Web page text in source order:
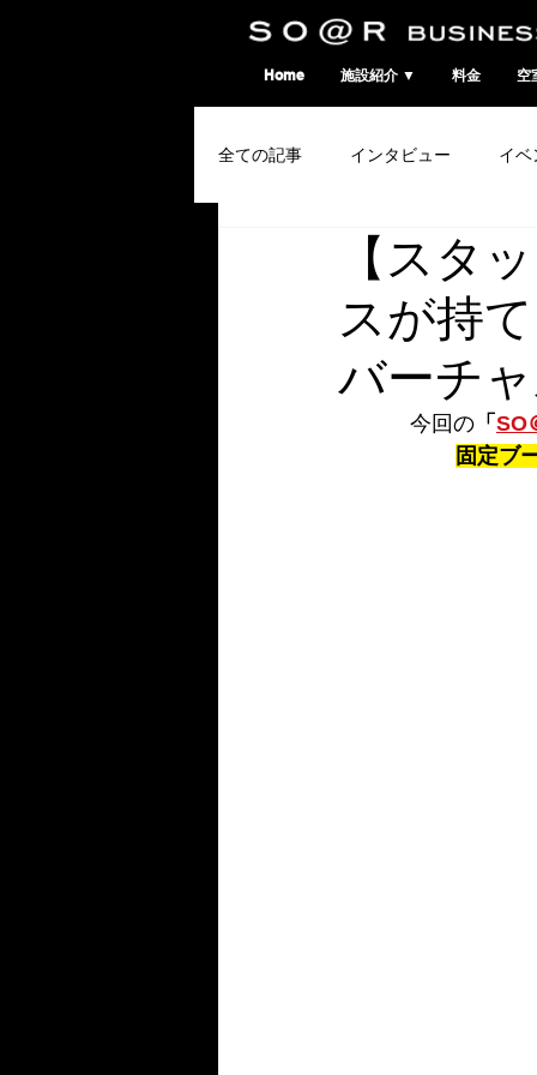
SO@Rビジネスポート｜広島市のシェアオフィス・コワーキングスペース
Home 施設紹介 ▼ 料金 空
全ての記事 インタビュー イベ
コワーキングウィーク【スタ
スが持
バーチ
今回の 「 SO
固定ブ